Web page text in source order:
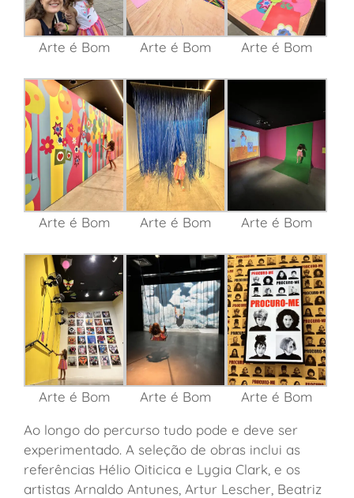
Arte é Bom Arte é Bom Arte é Bom
Arte é Bom Arte é Bom Arte é Bom
Arte é Bom Arte é Bom
Arte é Bom
Ao longo do percurso tudo pode e deve ser
experimentado. A seleção de obras inclui as
referências Hélio Oiticica e Lygia Clark, e os
artistas Arnaldo Antunes, Artur Lescher, Beatriz